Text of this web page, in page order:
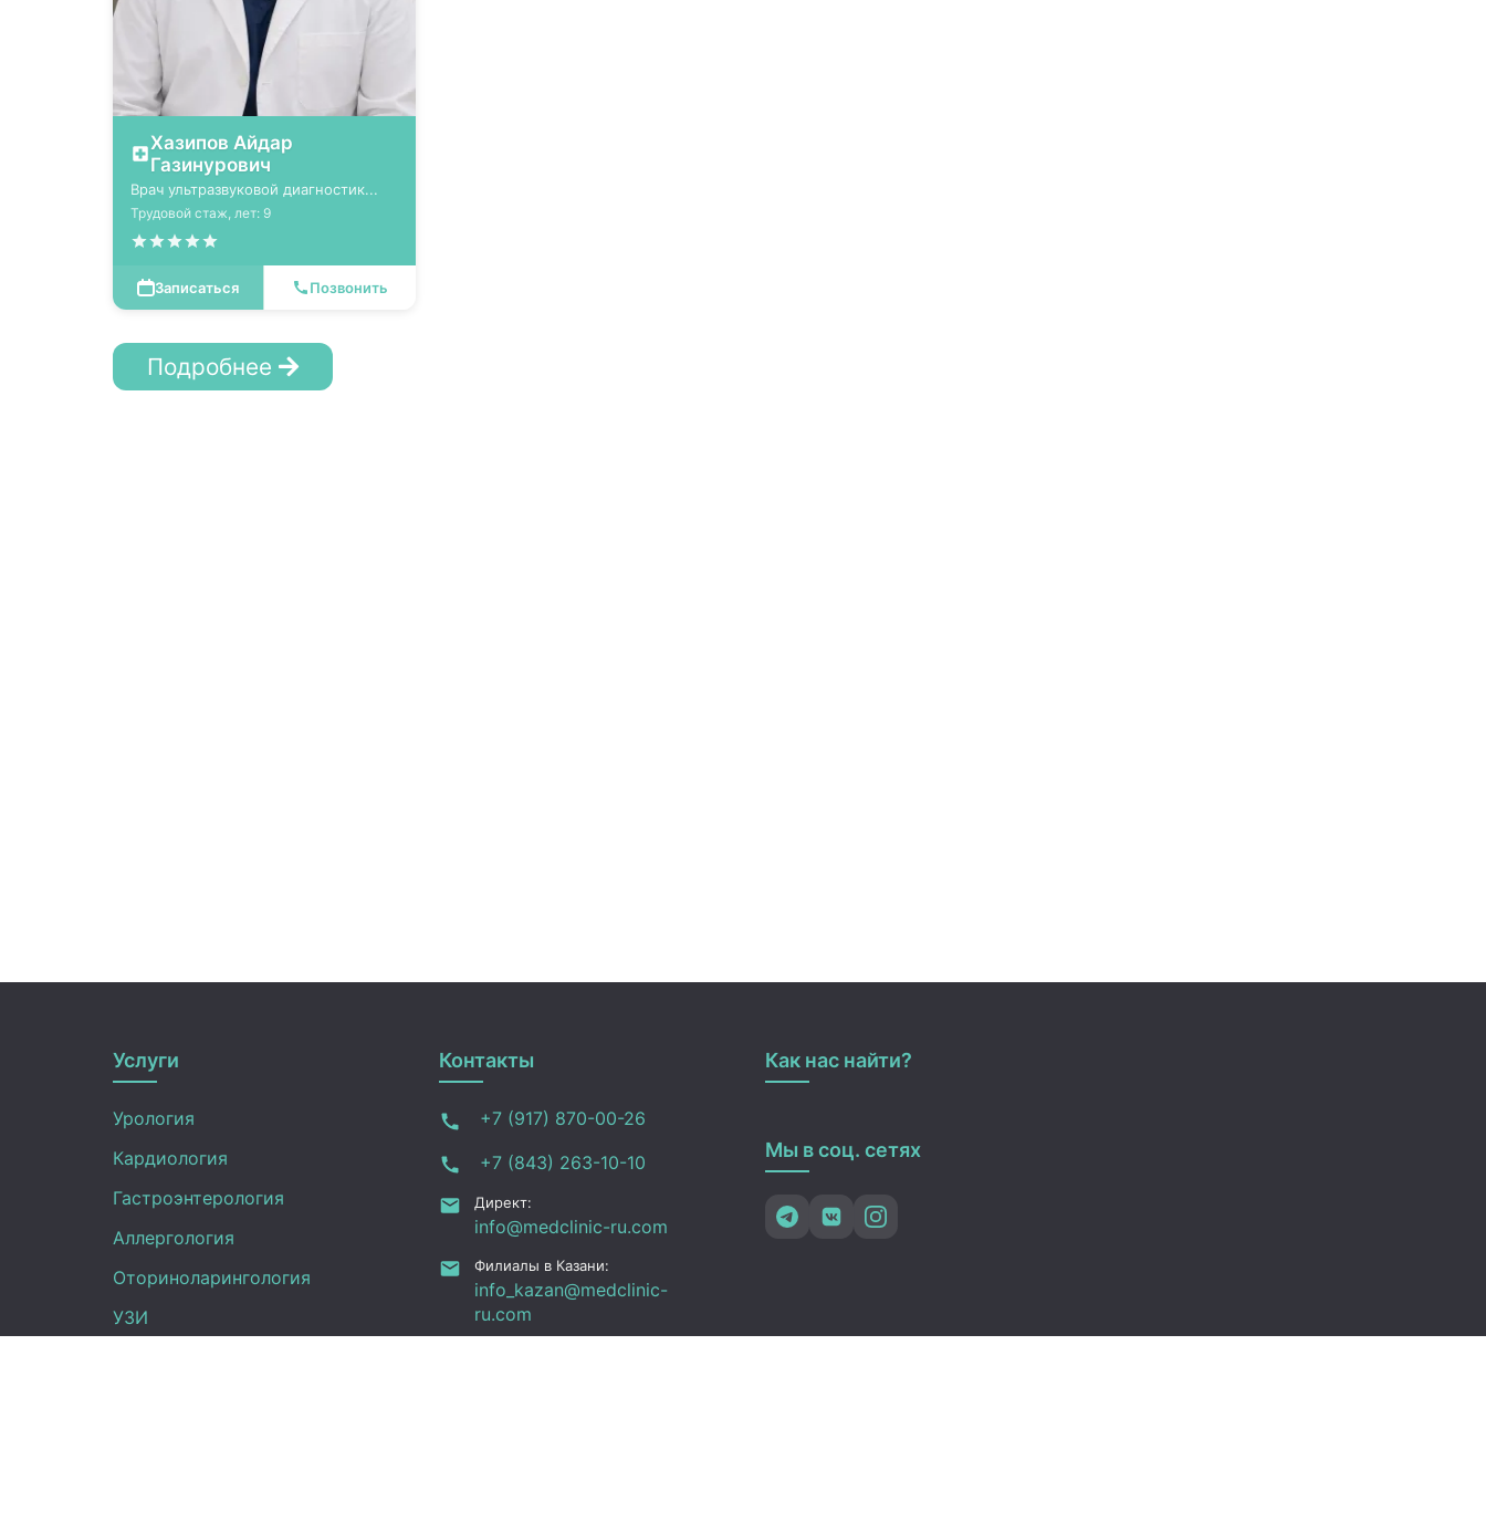
Хазипов Айдар
Газинурович
Врач ультразвуковой диагностик...
Трудовой стаж, лет: 9
Записаться Позвонить
Подробнее
Услуги
Урология
Кардиология
Гастроэнтерология
Аллергология
Оториноларингология
УЗИ
Контакты
+7 (917) 870-00-26
+7 (843) 263-10-10
Директ:
info@medclinic-ru.com
Филиалы в Казани:
info_kazan@medclinic-
ru.com
Как нас найти?
Мы в соц. сетях